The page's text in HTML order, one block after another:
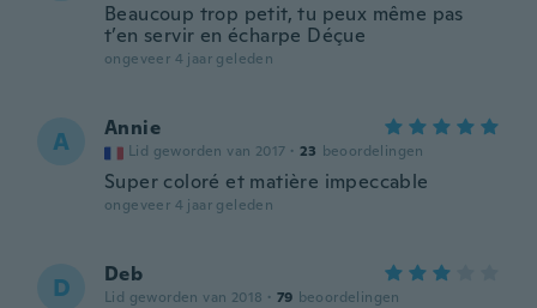
Beaucoup trop petit, tu peux même pas
t’en servir en écharpe Déçue
ongeveer 4 jaar geleden
A Annie
Lid geworden van 2017 · 23 beoordelingen
Super coloré et matière impeccable
ongeveer 4 jaar geleden
D Deb
Lid geworden van 2018 · 79 beoordelingen